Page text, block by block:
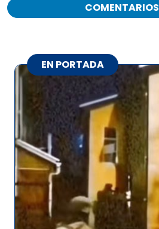
COMENTARIOS
EN PORTADA